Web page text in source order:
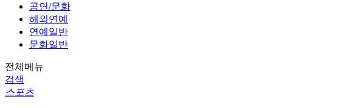
공연/문화
해외연예
연예일반
문화일반
전체메뉴
검색
스포츠